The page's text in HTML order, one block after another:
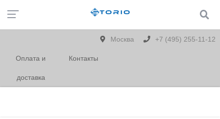
Москва +7 (495) 255-11-12
Оплата и
доставка
Контакты